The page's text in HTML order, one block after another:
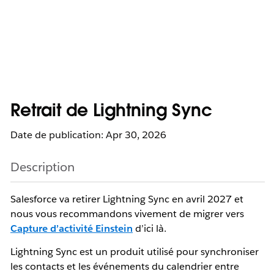
Retrait de Lightning Sync
Date de publication: Apr 30, 2026
Description
Salesforce va retirer Lightning Sync en avril 2027et
nous vous recommandons vivement de migrer vers
Capture d’activité Einstein d’ici là.
Lightning Sync est un produit utilisé pour synchroniser
les contacts et les événements du calendrier entre